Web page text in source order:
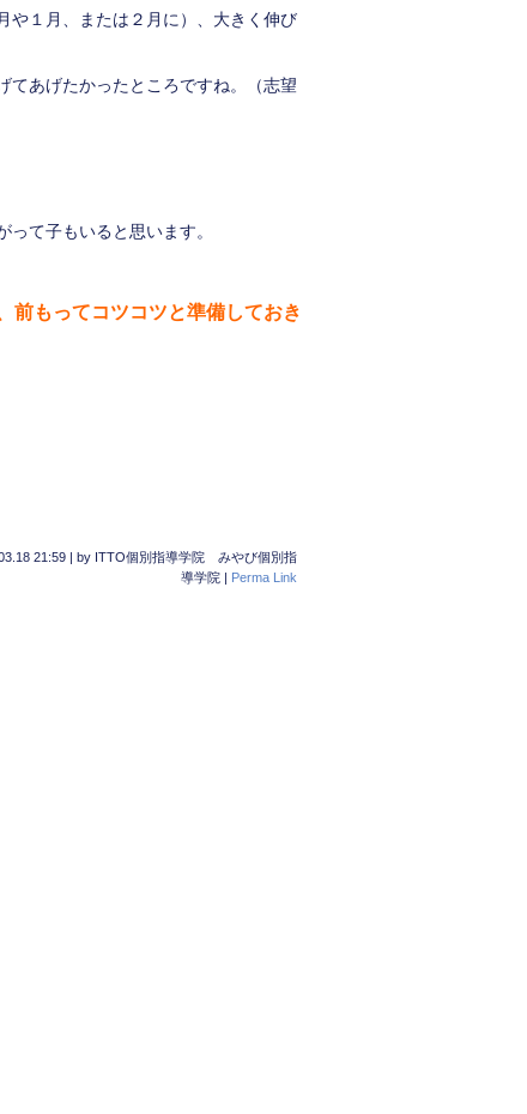
や１月、または２月に）、大きく伸び
てあげたかったところですね。（志望
て子もいると思います。
前もってコツコツと準備しておき
21:59 | by ITTO個別指導学院 みやび個別指
導学院 | Perma Link